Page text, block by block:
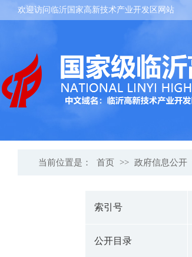
欢迎访问临沂国家高新技术产业开发区网站
当前位置是： 首页 >> 政府信息公开
索引号
公开目录